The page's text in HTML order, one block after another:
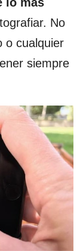
No
o cualquier
siempre